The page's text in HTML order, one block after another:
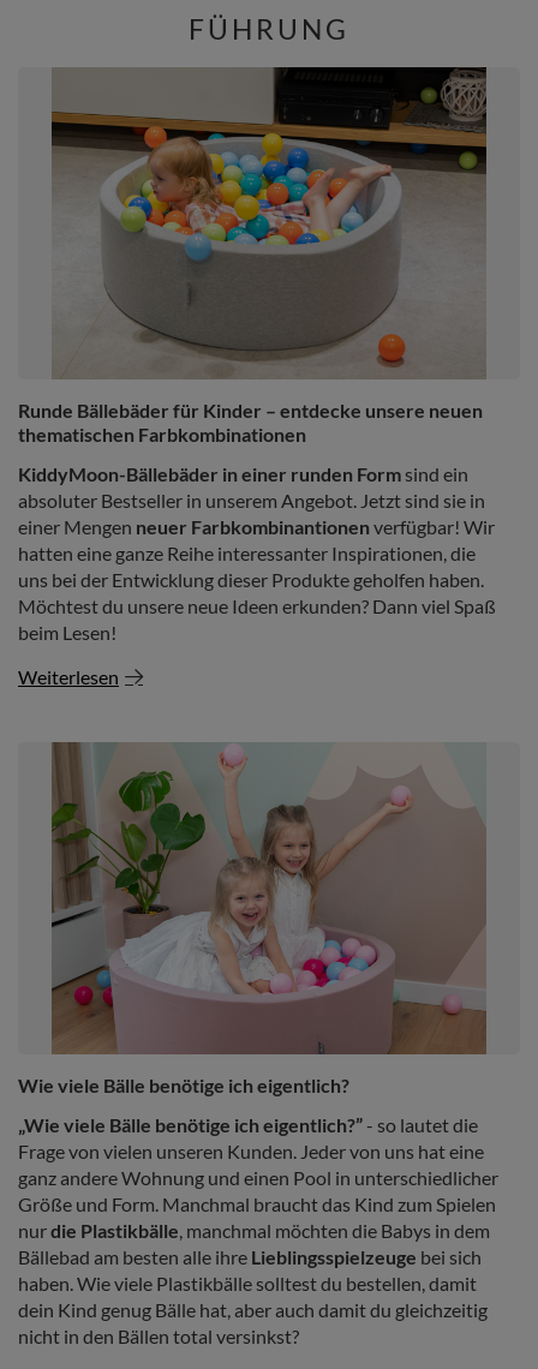
FÜHRUNG
Runde Bällebäder für Kinder – entdecke unsere neuen
thematischen Farbkombinationen
KiddyMoon-Bällebäder in einer runden Form sind ein
absoluter Bestseller in unserem Angebot. Jetzt sind sie in
einer Mengen neuer Farbkombinantionen verfügbar! Wir
hatten eine ganze Reihe interessanter Inspirationen, die
uns bei der Entwicklung dieser Produkte geholfen haben.
Möchtest du unsere neue Ideen erkunden? Dann viel Spaß
beim Lesen!
Weiterlesen
Wie viele Bälle benötige ich eigentlich?
„Wie viele Bälle benötige ich eigentlich?” - so lautet die
Frage von vielen unseren Kunden. Jeder von uns hat eine
ganz andere Wohnung und einen Pool in unterschiedlicher
Größe und Form. Manchmal braucht das Kind zum Spielen
nurdie Plastikbälle, manchmal möchten die Babys in dem
Bällebad am besten alle ihre Lieblingsspielzeuge bei sich
haben. Wie viele Plastikbälle solltest du bestellen, damit
dein Kind genug Bälle hat, aber auch damit du gleichzeitig
nicht in den Bällen total versinkst?